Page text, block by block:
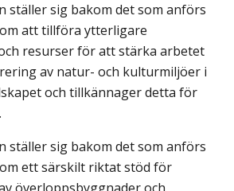
ställer sig bakom det som anförs
att tillföra ytterligare
resurser för att stärka arbetet
av natur- och kulturmiljöer i
och tillkännager detta för
ställer sig bakom det som anförs
ett särskilt riktat stöd för